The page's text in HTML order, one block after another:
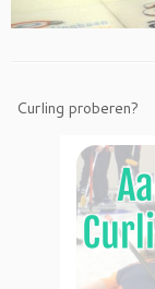
Curling proberen?